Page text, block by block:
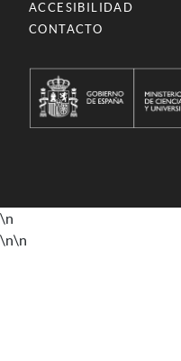
ACCESIBILIDAD
CONTACTO
\n
\n\n